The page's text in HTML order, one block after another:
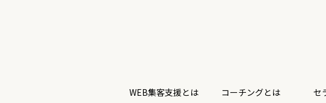
WEB集客支援とは コーチングとは セ